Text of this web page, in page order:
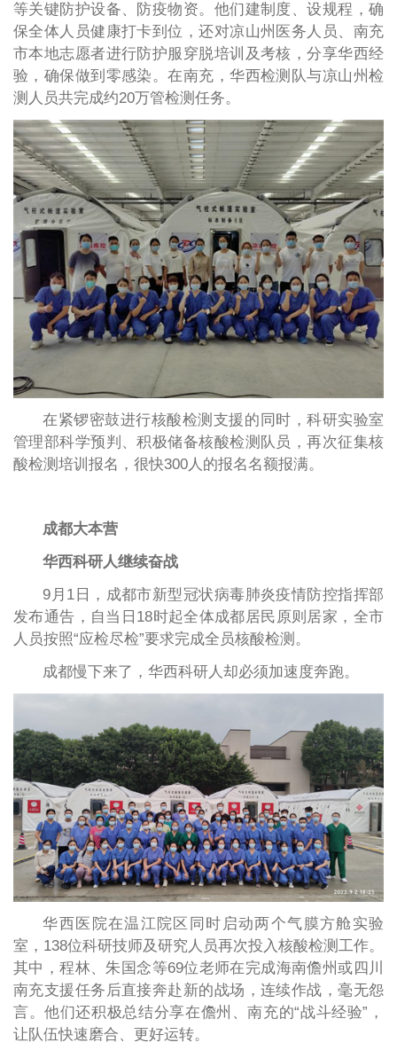
等关键防护设备、防疫物资。他们建制度、设规程，确
保全体人员健康打卡到位，还对凉山州医务人员、南充
市本地志愿者进行防护服穿脱培训及考核，分享华西经
验，确保做到零感染。在南充，华西检测队与凉山州检
测人员共完成约20万管检测任务。
在紧锣密鼓进行核酸检测支援的同时，科研实验室
管理部科学预判、积极储备核酸检测队员，再次征集核
酸检测培训报名，很快300人的报名名额报满。
成都大本营
华西科研人继续奋战
9月1日，成都市新型冠状病毒肺炎疫情防控指挥部
发布通告，自当日18时起全体成都居民原则居家，全市
人员按照“应检尽检”要求完成全员核酸检测。
成都慢下来了，华西科研人却必须加速度奔跑。
华西医院在温江院区同时启动两个气膜方舱实验
室，138位科研技师及研究人员再次投入核酸检测工作。
其中，程林、朱国念等69位老师在完成海南儋州或四川
南充支援任务后直接奔赴新的战场，连续作战，毫无怨
言。他们还积极总结分享在儋州、南充的“战斗经验”，
让队伍快速磨合、更好运转。